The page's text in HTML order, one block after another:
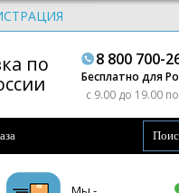
по
8 800 700-
Бесплатно для
c 9.00 до 19.00